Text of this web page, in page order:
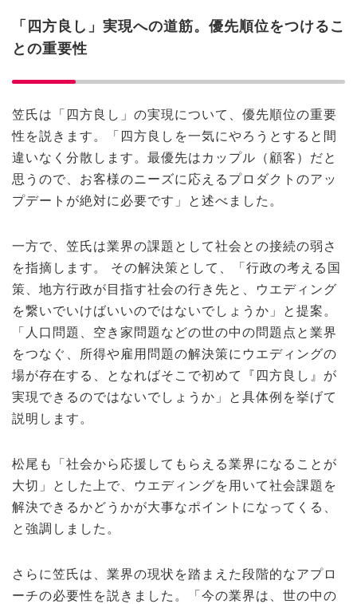
「四方良し」実現への道筋。優先順位をつけるこ
との重要性
笠氏は「四方良し」の実現について、優先順位の重要
性を説きます。「四方良しを一気にやろうとすると間
違いなく分散します。最優先はカップル（顧客）だと
思うので、お客様のニーズに応えるプロダクトのアッ
プデートが絶対に必要です」と述べました。
一方で、笠氏は業界の課題として社会との接続の弱さ
を指摘します。 その解決策として、「行政の考える国
策、地方行政が目指す社会の行き先と、ウエディング
を繋いでいけばいいのではないでしょうか」と提案。
「人口問題、空き家問題などの世の中の問題点と業界
をつなぐ、所得や雇用問題の解決策にウエディングの
場が存在する、となればそこで初めて『四方良し』が
実現できるのではないでしょうか」と具体例を挙げて
説明します。
松尾も「社会から応援してもらえる業界になることが
大切」とした上で、ウエディングを用いて社会課題を
解決できるかどうかが大事なポイントになってくる、
と強調しました。
さらに笠氏は、業界の現状を踏まえた段階的なアプロ
ーチの必要性を説きました。「今の業界は、世の中の